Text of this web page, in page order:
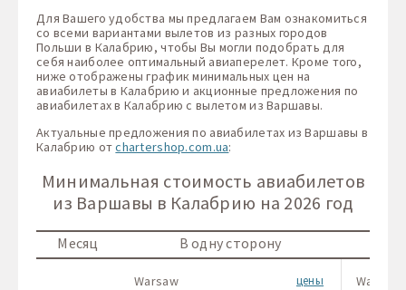
Для Вашего удобства мы предлагаем Вам ознакомиться
со всеми вариантами вылетов из разных городов
Польши в Калабрию, чтобы Вы могли подобрать для
себя наиболее оптимальный авиаперелет. Кроме того,
ниже отображены график минимальных цен на
авиабилеты в Калабрию и акционные предложения по
авиабилетах в Калабрию с вылетом из Варшавы.
Актуальные предложения по авиабилетах из Варшавы в
Калабрию отchartershop.com.ua:
Минимальная стоимость авиабилетов
из Варшавы в Калабрию на 2026 год
Месяц В одну сторону
Warsaw
цены
Warsaw